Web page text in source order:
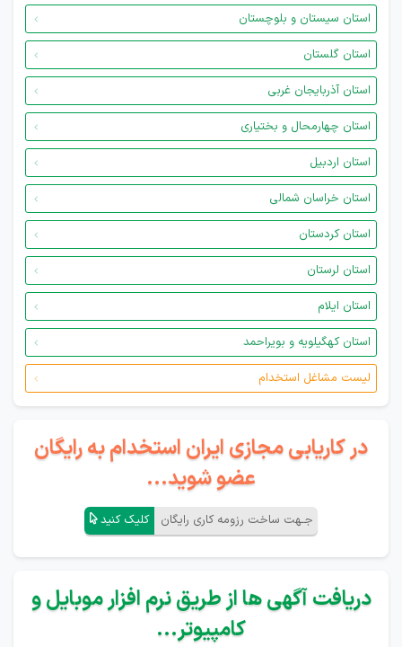
استان سیستان و بلوچستان
استان گلستان
استان آذربایجان غربی
استان چهارمحال و بختیاری
استان اردبیل
استان خراسان شمالی
استان کردستان
استان لرستان
استان ایلام
استان کهگیلویه و بویراحمد
لیست مشاغل استخدام
در کاریابی مجازی ایران استخدام به رایگان
عضو شوید...
جـهت ساخت رزومه کاری رایگان کلیک کنید
دریافت آگهی ها از طریق نرم افزار موبایل و
کامپیوتر...